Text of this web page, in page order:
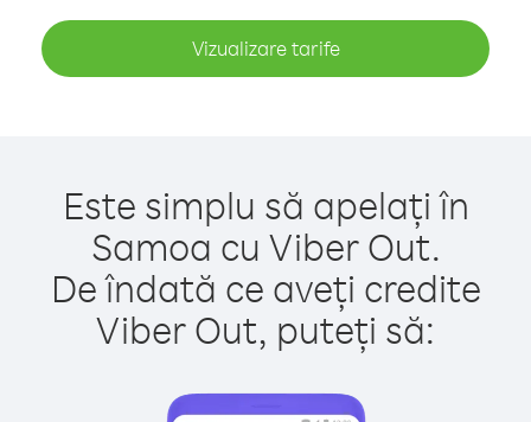
Vizualizare tarife
Este simplu să apelați în
Samoa cu Viber Out.
De îndată ce aveți credite
Viber Out, puteți să: